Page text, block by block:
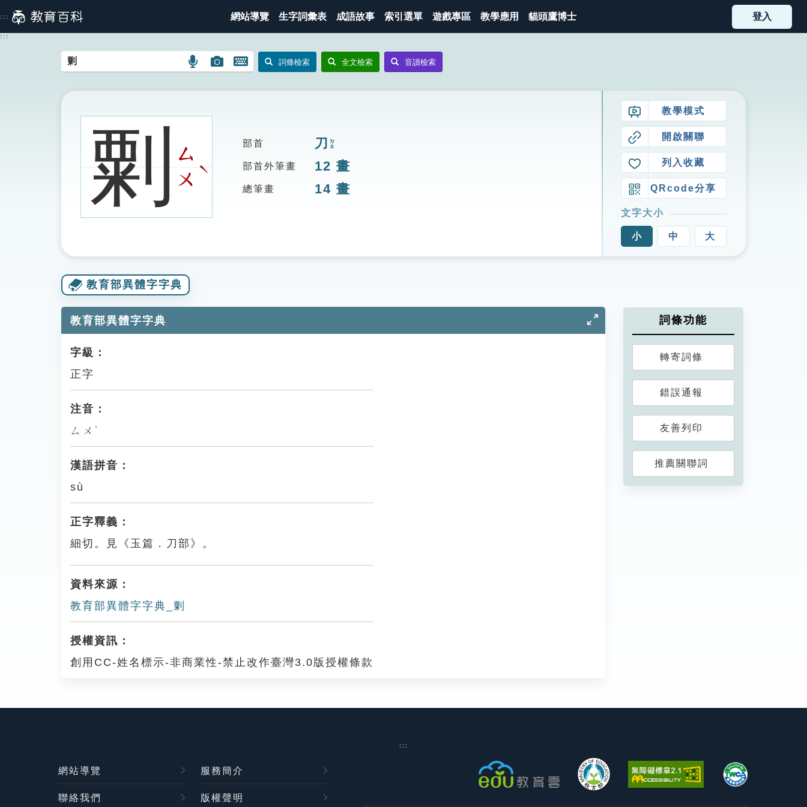
到
主
::: 網站導覽 生字詞彙表 成語故事 索引選單 遊戲專區 教學應用 貓頭鷹博士 登入
:::
語
搜
圖
圖
搜
開
鍵
詞條檢索 全文檢索 音讀檢索
㔄ㄙ
ㄨ
ˋ
部首 刀 ㄉㄠ
部首外筆畫 12 畫
總筆畫 14 畫
教學模式
開啟關聯
列入收藏
QRcode分享
文字大小
小 中 大
教育部異體字字典
教育部異體字字典
字級：
正字
注音：
ㄙㄨˋ
漢語拼音：
sù
正字釋義：
細切。見《玉篇．刀部》。
資料來源：
教育部異體字字典_㔄
授權資訊：
創用CC-姓名標示-非商業性-禁止改作臺灣3.0版授權條款
詞條功能
轉寄詞條
錯誤通報
友善列印
推薦關聯詞
:::
網站導覽 服務簡介
聯絡我們 版權聲明